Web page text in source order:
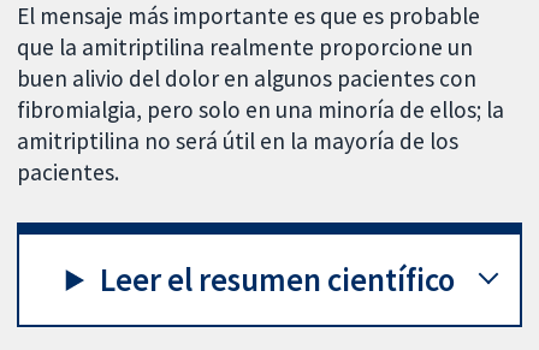
El mensaje más importante es que es probable
que la amitriptilina realmente proporcione un
buen alivio del dolor en algunos pacientes con
fibromialgia, pero solo en una minoría de ellos; la
amitriptilina no será útil en la mayoría de los
pacientes.
Leer el resumen científico